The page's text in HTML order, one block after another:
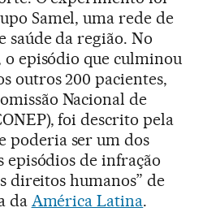
Samel, uma rede de
saúde da região. No
o episódio que culminou
outros 200 pacientes,
Nacional de
foi descrito pela
poderia ser um dos
episódios de infração
direitos humanos” de
da América Latina.